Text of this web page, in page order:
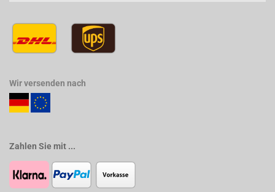
Wir versenden nach
Zahlen Sie mit ...